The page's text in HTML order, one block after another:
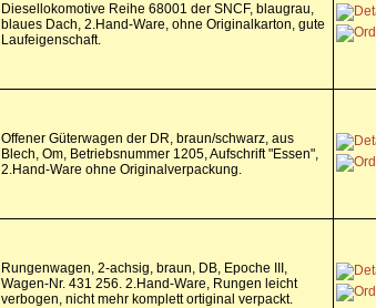
Diesellokomotive Reihe 68001 der SNCF, blaugrau,
blaues Dach, 2.Hand-Ware, ohne Originalkarton, gute
Laufeigenschaft.
Offener Güterwagen der DR, braun/schwarz, aus
Blech, Om, Betriebsnummer 1205, Aufschrift "Essen",
2.Hand-Ware ohne Originalverpackung.
Rungenwagen, 2-achsig, braun, DB, Epoche III,
Wagen-Nr. 431 256. 2.Hand-Ware, Rungen leicht
verbogen, nicht mehr komplett ortiginal verpackt.